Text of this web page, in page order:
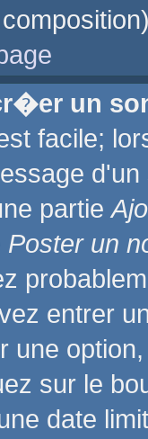
un
facile;
partie
Poster un
entrer
sur le
date